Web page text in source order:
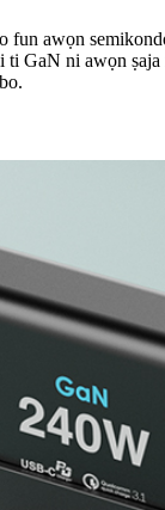
fun awọn
GaN ni awọn